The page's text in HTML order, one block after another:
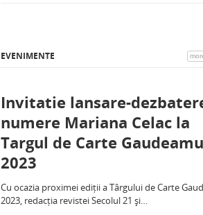
EVENIMENTE
Invitatie lansare-
numere Mariana Celac la
Targul de Carte
2023
Cu ocazia proximei ediții a Târgului de Carte
2023, redacția revistei Secolul 21 și…